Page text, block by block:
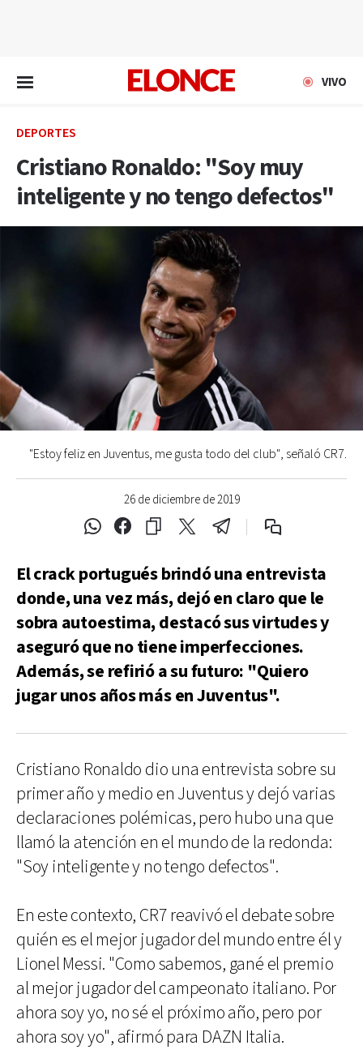
VIVO
DEPORTES
Cristiano Ronaldo: "Soy muy
inteligente y no tengo defectos"
26 de diciembre de 2019
"Estoy feliz en Juventus, me gusta todo del club", señaló CR7.
El crack portugués brindó una entrevista
donde, una vez más, dejó en claro que le
sobra autoestima, destacó sus virtudes y
aseguró que no tiene imperfecciones.
Además, se refirió a su futuro: "Quiero
jugar unos años más en Juventus".
Cristiano Ronaldo dio una entrevista sobre su
primer año y medio en Juventus y dejó varias
declaraciones polémicas, pero hubo una que
llamó la atención en el mundo de la redonda:
"Soy inteligente y no tengo defectos".
En este contexto, CR7 reavivó el debate sobre
quién es el mejor jugador del mundo entre él y
Lionel Messi. "Como sabemos, gané el premio
al mejor jugador del campeonato italiano. Por
ahora soy yo, no sé el próximo año, pero por
ahora soy yo", afirmó para DAZN Italia.